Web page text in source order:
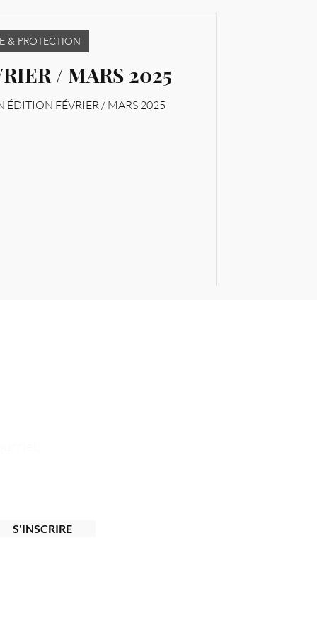
/ MARS 2025
ÉDITION FÉVRIER / MARS 2025
& PROTECTION
S'INSCRIRE